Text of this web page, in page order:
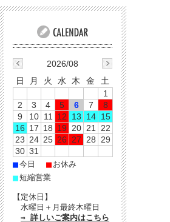
2026/08
日
月 火 水 木 金
土
1
2
3 4 5 6 7
8
9
10 11 12 13 14 15
16 17 18 19 20 21
22
23 24 25 26 27 28
29
30 31
■今日 ■ お休み
■短縮営業
【定休日】
水曜日＋月最終木曜日
⇒ 詳しいご案内はこちら